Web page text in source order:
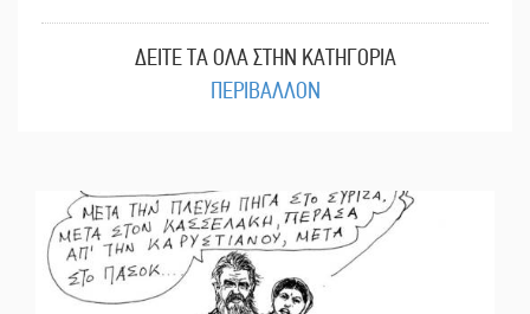
ΔΕΙΤΕ ΤΑ ΟΛΑ ΣΤΗΝ ΚΑΤΗΓΟΡΙΑ
ΠΕΡΙΒΑΛΛΟΝ